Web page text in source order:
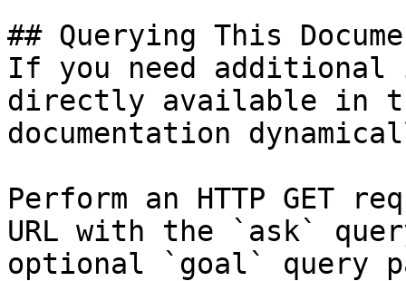
## Querying This
If you need
directly available in
documentation
Perform an HTTP GET
URL with the `ask`
optional `goal` query